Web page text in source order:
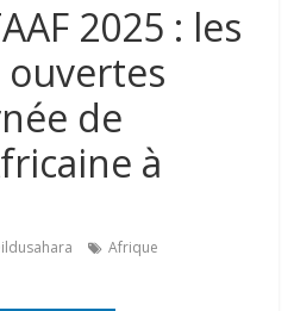
2025 : les
de
à
Afrique